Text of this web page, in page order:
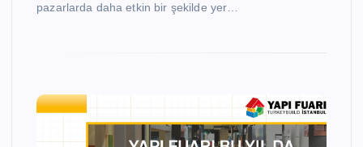
pazarlarda daha etkin bir şekilde yer…